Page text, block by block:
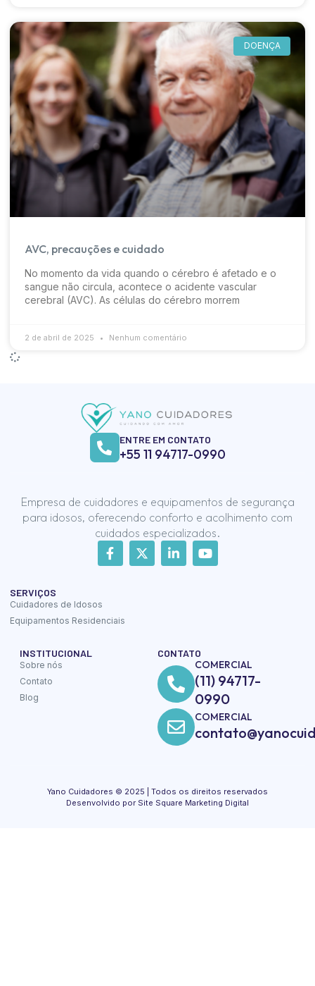
DOENÇA
AVC, precauções e cuidado
No momento da vida quando o cérebro é afetado e o
sangue não circula, acontece o acidente vascular
cerebral (AVC). As células do cérebro morrem
2 de abril de 2025 Nenhum comentário
ENTRE EM CONTATO
+55 11 94717-0990
Empresa de cuidadores e equipamentos de segurança
para idosos, oferecendo conforto e acolhimento com
cuidados especializados.
SERVIÇOS
Cuidadores de Idosos
Equipamentos Residenciais
INSTITUCIONAL
Sobre nós
Contato
Blog
CONTATO
COMERCIAL
(11) 94717-
0990
COMERCIAL
Yano Cuidadores © 2025 | Todos os direitos reservados
Desenvolvido por Site Square Marketing Digital